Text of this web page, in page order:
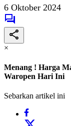
6 Oktober 2024
×
Menang ! Harga
Waropen Hari Ini
Sebarkan artikel ini